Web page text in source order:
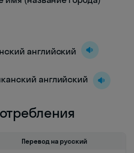
английский
английский
Перевод на русский